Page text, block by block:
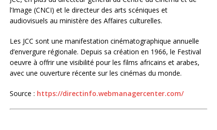
l’Image (CNCI) et le directeur des arts scéniques et
audiovisuels au ministère des Affaires culturelles.
Les JCC sont une manifestation cinématographique annuelle
d’envergure régionale. Depuis sa création en 1966, le Festival
oeuvre à offrir une visibilité pour les films africains et arabes,
avec une ouverture récente sur les cinémas du monde.
Source : https://directinfo.webmanagercenter.com/